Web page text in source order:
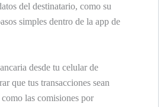
del destinatario, como su
simples dentro de la app de
desde tu celular de
que tus transacciones sean
las comisiones por